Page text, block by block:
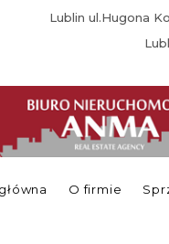
Lublin ul.Hugona
O firmie